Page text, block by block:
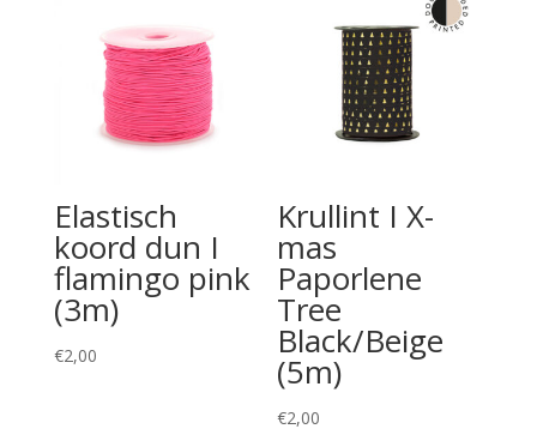
Elastisch
koord dun I
flamingo pink
(3m)
€2,00
Krullint I X-
mas
Paporlene
Tree
Black/Beige
(5m)
€2,00